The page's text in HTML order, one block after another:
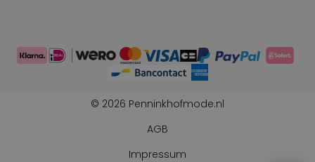
Persönliche Beratung: 0031-570592339
© 2026 Penninkhofmode.nl
AGB
Impressum